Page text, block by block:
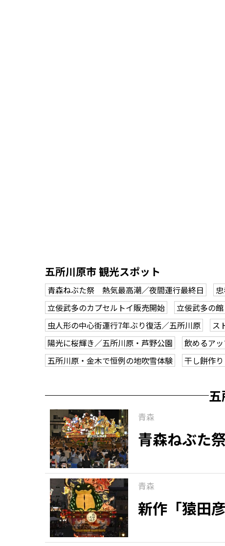
五所川原市 観光スポット
青森ねぶた祭 熱気最高潮／夜間運行最終日
立佞武多のカプセルトイ販売開始
立佞武多の
虫人形の中心街運行7年ぶり復活／五所川原
ス
陽光に桜輝き／五所川原・芦野公園
飲めるア
五所川原・金木で恒例の地吹雪体験
干し餅作
青森
青森ねぶた
青森
新作「猿田